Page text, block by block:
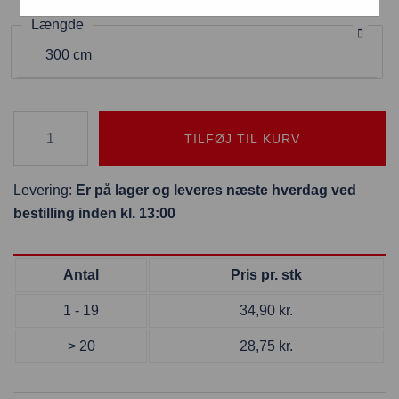
Længde
300 cm
TILFØJ TIL KURV
Levering: Er på lager og leveres næste hverdag ved
bestilling inden kl. 13:00
Antal Pris pr. stk
1 - 19 34,90 kr.
> 20 28,75 kr.